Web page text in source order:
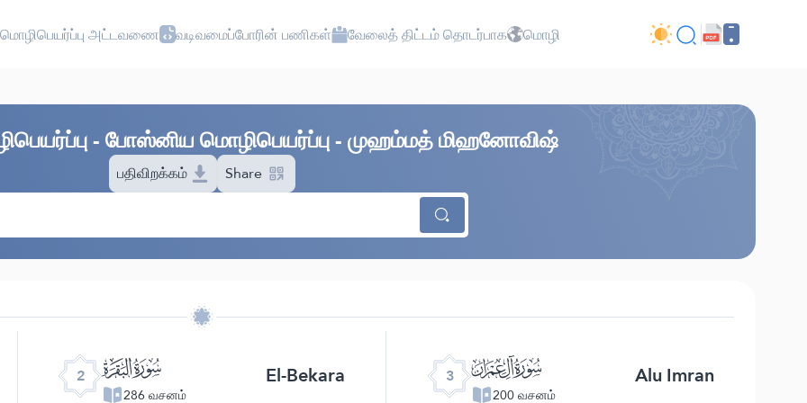
மொழிபெயர்ப்பு அட்டவணை வடிவமைப்போரின் பணிகள் வேலைத் திட்டம் தொடர்பாக மொழி
- போஸ்னிய மொழிபெயர்ப்பு - முஹம்மத் மிஹனோவிஷ்
பதிவிறக்கம் Share
2 ﮎ
286 வசனம்
El-Bekara 3 ﮏ
200 வசனம்
Alu Imran